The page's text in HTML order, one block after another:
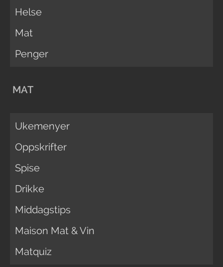
Helse
Mat
Penger
MAT
Ukemenyer
Oppskrifter
Spise
Drikke
Middagstips
Maison Mat & Vin
Matquiz